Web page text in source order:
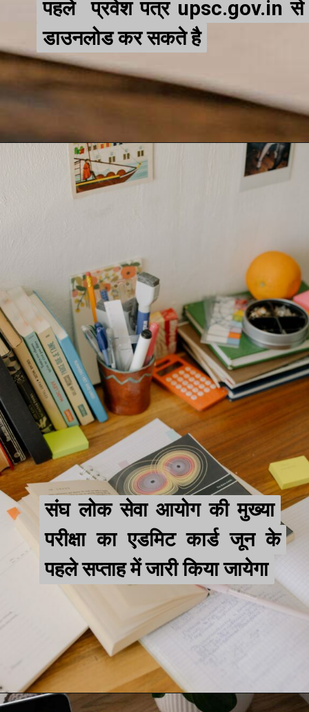
पहले प्रवेश पत्र upsc.gov.in से
डाउनलोड कर सकते है
पहले प्रवेश पत्र upsc.gov.in से
डाउनलोड कर सकते है
संघ लोक सेवा आयोग की मुख्या
परीक्षा का एडमिट कार्ड जून के
पहले सप्ताह में जारी किया जायेगा
संघ लोक सेवा आयोग की मुख्या
परीक्षा का एडमिट कार्ड जून के
पहले सप्ताह में जारी किया जायेगा